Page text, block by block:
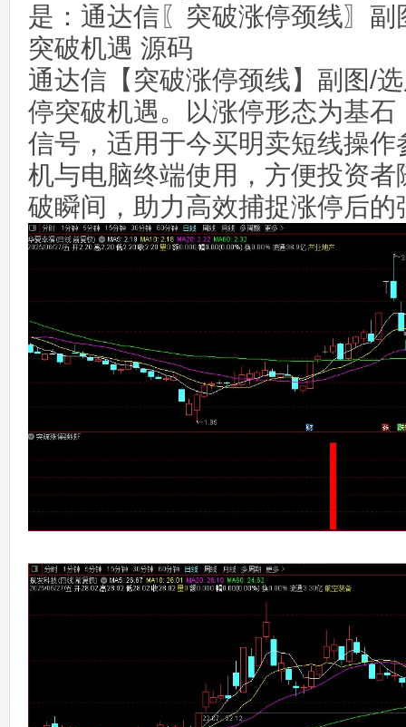
是：通达信〖突破涨停颈线〗
突破机遇 源码
通达信【突破涨停颈线】副图/
停突破机遇。以涨停形态为基
信号，适用于今买明卖短线操
机与电脑终端使用，方便投资
破瞬间，助力高效捕捉涨停后的